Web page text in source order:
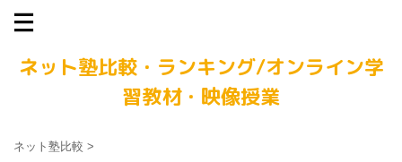
ネット塾比較・ランキング/オンライン学
習教材・映像授業
ネット塾比較 >